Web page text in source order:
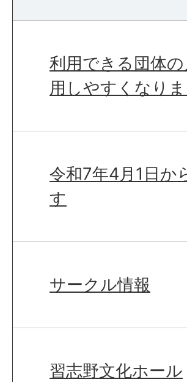
利用できる団体
用しやすくなり
令和7年4月1日か
す
サークル情報
習志野文化ホール